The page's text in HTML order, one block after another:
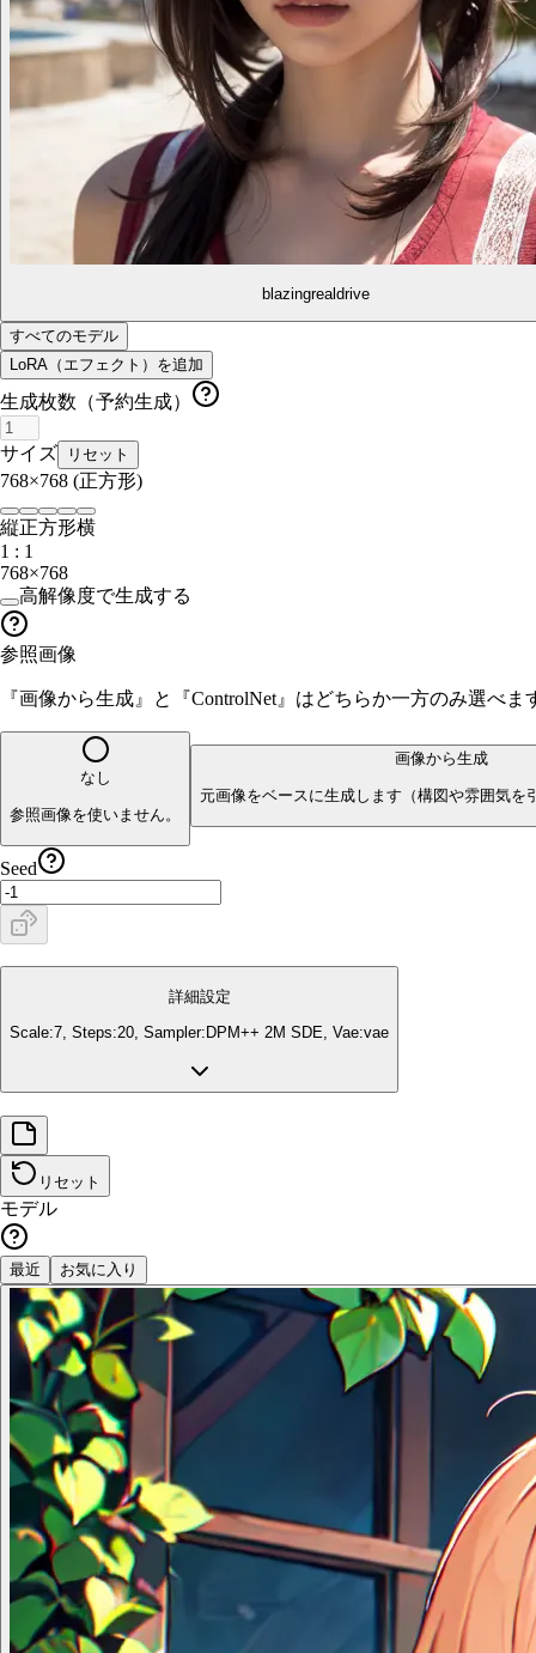
blazingrealdrive
すべてのモデル
LoRA（エフェクト）を追加
生成枚数（予約生成）
サイズ リセット
768×768 (正方形)
縦正方形横
1 : 1
768×768
高解像度で生成する
参照画像
『画像から生成』と『ControlNet』はどちらか一方のみ選べ
なし
参照画像を使いません。
画像から生成
元画像をベースに生成します（構図や雰囲気を
Seed
詳細設定
Scale:7, Steps:20, Sampler: DPM++ 2M SDE, Vae:vae
リセット
モデル
最近 お気に入り